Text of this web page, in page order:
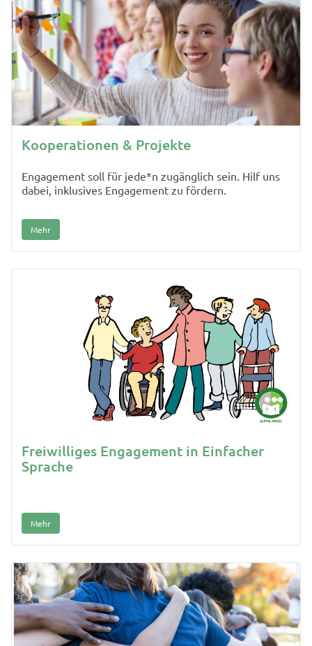
Kooperationen & Projekte
Engagement soll für jede*n zugänglich sein. Hilf uns
dabei, inklusives Engagement zu fördern.
Mehr
Freiwilliges Engagement in Einfacher
Sprache
Mehr